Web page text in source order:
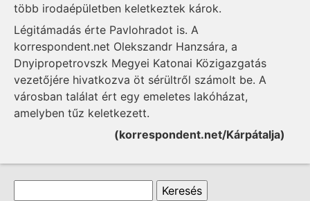
több irodaépületben keletkeztek károk.
Légitámadás érte Pavlohradot is. A
korrespondent.net Olekszandr Hanzsára, a
Dnyipropetrovszk Megyei Katonai Közigazgatás
vezetőjére hivatkozva öt sérültről számolt be. A
városban találat ért egy emeletes lakóházat,
amelyben tűz keletkezett.
(korrespondent.net/Kárpátalja)
Keresés űrlap
Keresés